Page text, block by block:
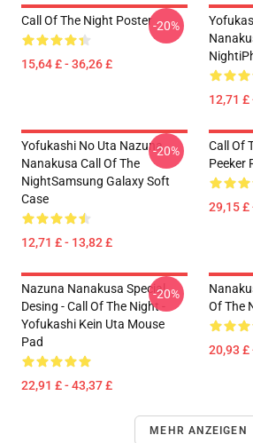
Call Of The Night Poster
15,64 £ - 36,26 £
-20%
12,71 £
Yofukashi No Uta Nazuna
Nanakusa Call Of The
NightSamsung Galaxy Soft
Case
12,71 £ - 13,82 £
-20%
Call Of
Peeker
29,15 £
Nazuna Nanakusa Special
Desing - Call Of The Night -
Yofukashi Kein Uta Mouse
Pad
22,91 £ - 43,37 £
-20%
Of The
20,93 £
MEHR ANZEIGEN